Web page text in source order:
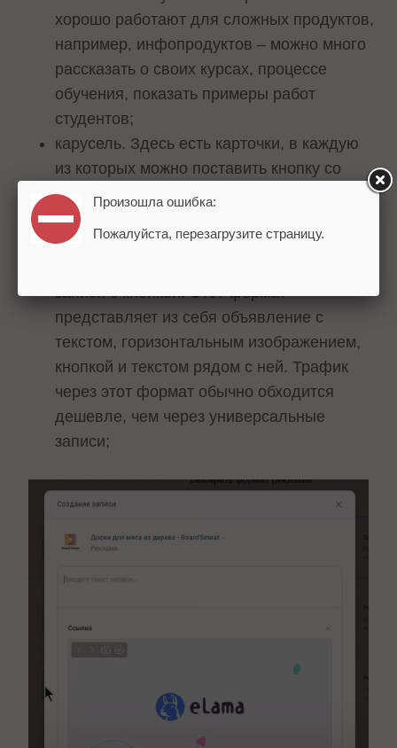
хорошо работают для сложных продуктов,
например, инфопродуктов – можно много
рассказать о своих курсах, процессе
обучения, показать примеры работ
студентов;
карусель. Здесь есть карточки, в каждую
из которых можно поставить кнопку со
ссылкой, заголовок, цену (старую и
новую), добавить описание. Формат
хорошо подходит для рекламы товаров и
записи с кнопкой. Этот формат
представляет из себя объявление с
текстом, горизонтальным изображением,
кнопкой и текстом рядом с ней. Трафик
через этот формат обычно обходится
дешевле, чем через универсальные
записи;
Произошла ошибка:
Пожалуйста, перезагрузите страницу.